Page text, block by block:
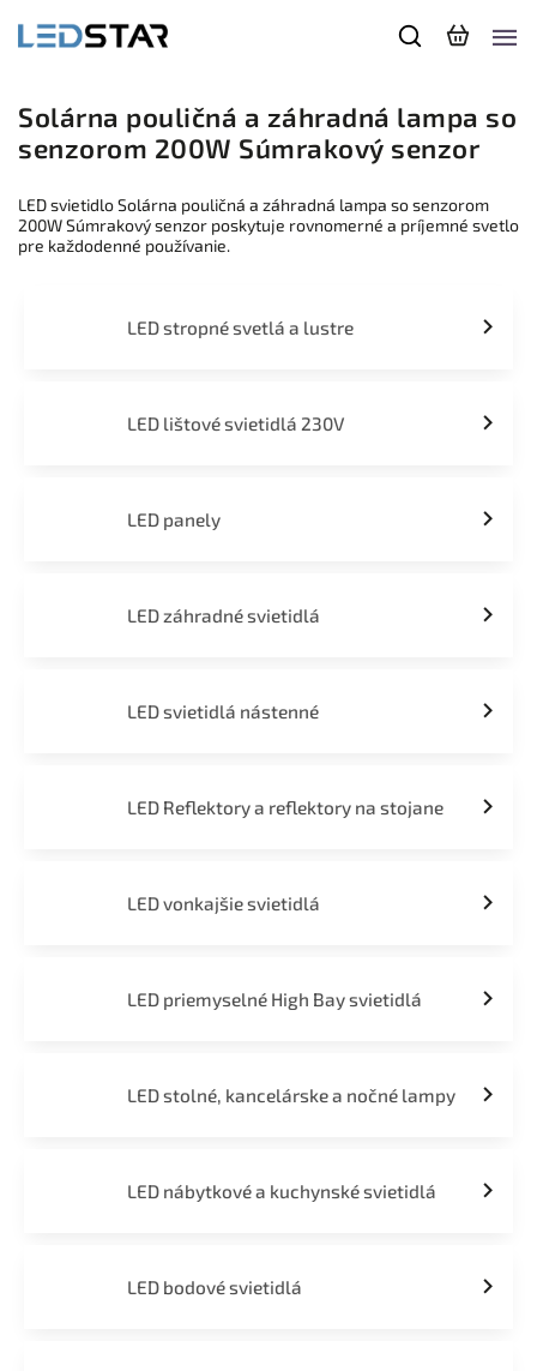
Solárna pouličná a záhradná lampa so
senzorom 200W Súmrakový senzor
LED svietidlo Solárna pouličná a záhradná lampa so senzorom
200W Súmrakový senzor poskytuje rovnomerné a príjemné svetlo
pre každodenné používanie.
LED stropné svetlá a lustre
LED lištové svietidlá 230V
LED panely
LED záhradné svietidlá
LED svietidlá nástenné
LED Reflektory a reflektory na stojane
LED vonkajšie svietidlá
LED priemyselné High Bay svietidlá
LED stolné, kancelárske a nočné lampy
LED nábytkové a kuchynské svietidlá
LED bodové svietidlá